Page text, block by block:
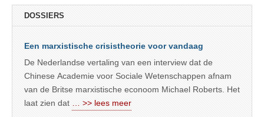
DOSSIERS
Een marxistische crisistheorie voor vandaag
De Nederlandse vertaling van een interview dat de
Chinese Academie voor Sociale Wetenschappen afnam
van de Britse marxistische econoom Michael Roberts. Het
laat zien dat
… >> lees meer